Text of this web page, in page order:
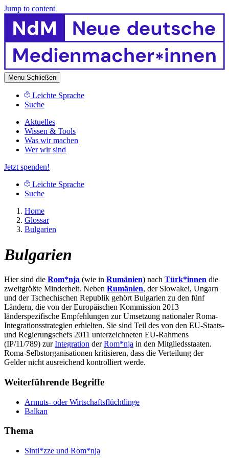
Jump to content
Menu Schließen
Leichte Sprache
Suche
Aktuelles
Wissen & Tools
Was wir machen
Wer wir sind
Jetzt spenden!
Leichte Sprache
Suche
Home
Glossar
Bulgarien
Bulgarien
Hier sind die Rom*nja (wie in Rumänien) nach Türk*innen die
zweitgrößte Minderheit. Neben Rumänien, der Slowakei, Ungarn
und der Tschechischen Republik gehört Bulgarien zu den fünf
Ländern, die von der Europäischen Kommission 2013
länderspezifische Empfehlungen zur Umsetzung nationaler Roma-
Integrationsstrategien erhielten. Sie sind Teil des von den EU-Staats-
und Regierungschefs 2011 unterzeichneten EU-Rahmens
(IP/11/789) zurIntegration derRom*nja in den Mitgliedsstaaten.
Roma-Selbstorganisationen kritisieren, dass die Verteilung der
Gelder nicht ausreichend kontrolliert werde.
Weiterführende Begriffe
Armuts- oder Wirtschaftsflüchtlinge
Balkan
Thema
Sinti*zze und Rom*nja